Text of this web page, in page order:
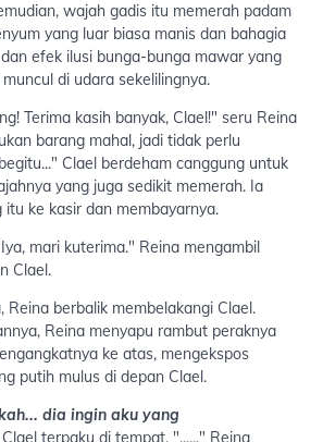
wajah gadis itu memerah padam
yang luar biasa manis dan bahagia
efek ilusi bunga-bunga mawar yang
di udara sekelilingnya.
Terima kasih banyak, Clael!" seru Reina
barang mahal, jadi tidak perlu
Clael berdeham canggung untuk
yang juga sedikit memerah. Ia
itu ke kasir dan membayarnya.
mari kuterima." Reina mengambil
Clael.
Reina berbalik membelakangi Clael.
Reina menyapu rambut peraknya
ke atas, mengekspos
putih mulus di depan Clael.
dia ingin aku yang
Clael terpaku di tempat. "......" Reina